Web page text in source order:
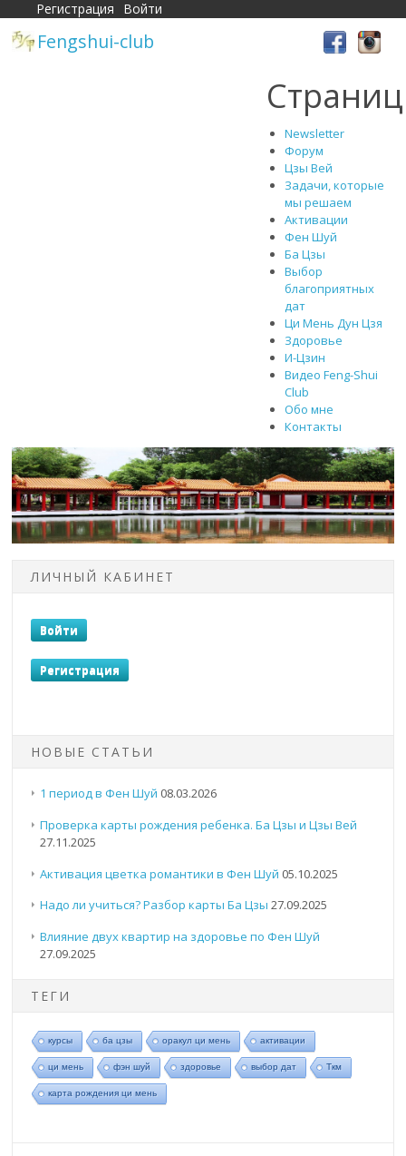
Fengshui-club
Newsletter
Форум
Цзы Вей
Задачи, которые
мы решаем
Активации
Фен Шуй
Ба Цзы
Выбор
благоприятных
дат
Ци Мень Дун Цзя
Здоровье
И-Цзин
Видео Feng-Shui
Club
Обо мне
Контакты
ЛИЧНЫЙ КАБИНЕТ
НОВЫЕ СТАТЬИ
1 период в Фен Шуй 08.03.2026
Проверка карты рождения ребенка. Ба Цзы и Цзы Вей
27.11.2025
Активация цветка романтики в Фен Шуй 05.10.2025
Надо ли учиться? Разбор карты Ба Цзы 27.09.2025
Влияние двух квартир на здоровье по Фен Шуй
27.09.2025
ТЕГИ
курсы ба цзы оракул ци мень активации
ци мень фэн шуй здоровье выбор дат Ткм
карта рождения ци мень
Регистрация Войти